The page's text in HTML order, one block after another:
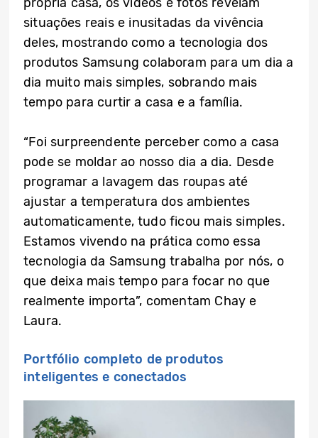
situações reais e inusitadas da vivência
deles, mostrando como a tecnologia dos
produtos Samsung colaboram para um dia a
dia muito mais simples, sobrando mais
tempo para curtir a casa e a família.
“Foi surpreendente perceber como a casa
pode se moldar ao nosso dia a dia. Desde
programar a lavagem das roupas até
ajustar a temperatura dos ambientes
automaticamente, tudo ficou mais simples.
Estamos vivendo na prática como essa
tecnologia da Samsung trabalha por nós, o
que deixa mais tempo para focar no que
realmente importa”, comentam Chay e
Laura.
Portfólio completo de produtos
inteligentes e conectados